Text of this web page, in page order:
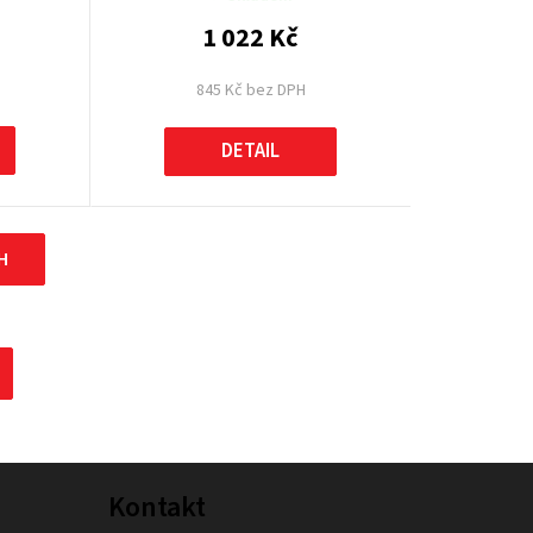
845 Kč bez DPH
1 022 Kč
DETAIL
Kontakt